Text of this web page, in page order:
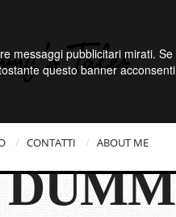
messaggi pubblicitari mirati.
questo banner
CONTATTI ABOUT ME